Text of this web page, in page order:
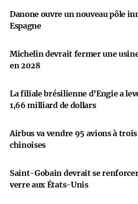
Danone ouvre un nouveau pôle
Espagne
Michelin devrait fermer une usine
en 2028
La filiale brésilienne d’Engie a
1,66 milliard de dollars
Airbus va vendre 95 avions à
chinoises
Saint-Gobain devrait se
verre aux États-Unis